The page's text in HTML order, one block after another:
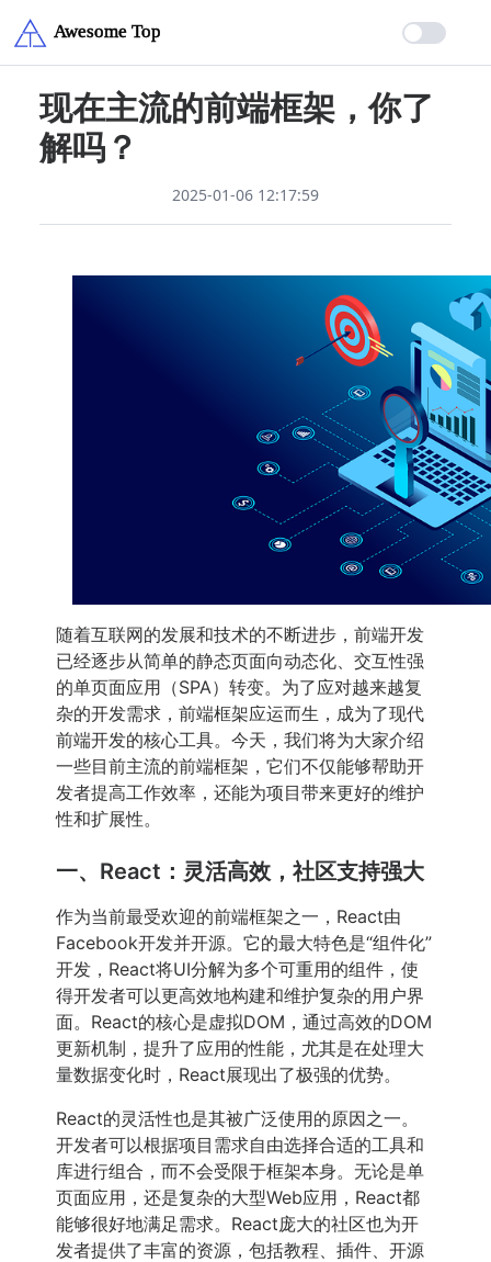
现在主流的前端框架，你了
解吗？
2025-01-06 12:17:59
随着互联网的发展和技术的不断进步，前端开发
已经逐步从简单的静态页面向动态化、交互性强
的单页面应用（SPA）转变。为了应对越来越复
杂的开发需求，前端框架应运而生，成为了现代
前端开发的核心工具。今天，我们将为大家介绍
一些目前主流的前端框架，它们不仅能够帮助开
发者提高工作效率，还能为项目带来更好的维护
性和扩展性。
一、React：灵活高效，社区支持强大
作为当前最受欢迎的前端框架之一，React由
Facebook开发并开源。它的最大特色是“组件化”
开发，React将UI分解为多个可重用的组件，使
得开发者可以更高效地构建和维护复杂的用户界
面。React的核心是虚拟DOM，通过高效的DOM
更新机制，提升了应用的性能，尤其是在处理大
量数据变化时，React展现出了极强的优势。
React的灵活性也是其被广泛使用的原因之一。
开发者可以根据项目需求自由选择合适的工具和
库进行组合，而不会受限于框架本身。无论是单
页面应用，还是复杂的大型Web应用，React都
能够很好地满足需求。React庞大的社区也为开
发者提供了丰富的资源，包括教程、插件、开源